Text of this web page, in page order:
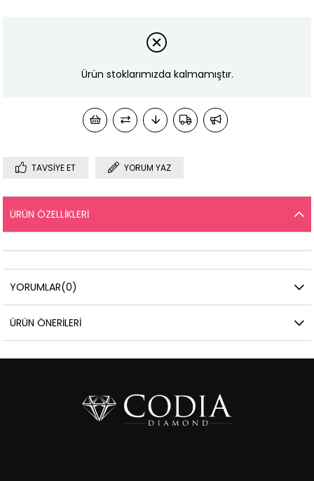
Ürün stoklarımızda kalmamıştır.
TAVSIYE ET YORUM YAZ
ÜRÜN ÖZELLIKLERI
YORUMLAR(0)
ÜRÜN ÖNERILERI